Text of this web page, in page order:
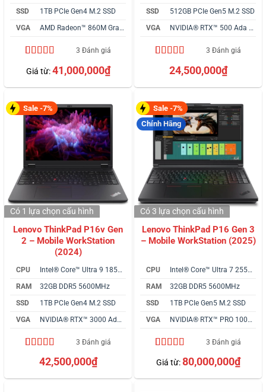
SSD
1TB PCIe Gen4 M.2 SSD
VGA
AMD Radeon™ 860M Graphics
trên 5
dựa trên
3 Đánh giá
Giá từ:41,000,000₫
SSD
512GB PCIe Gen5 M.2 SSD
VGA
NVIDIA® RTX™ 500 Ada 4GB
4.67trên 5
dựa trên
3 Đánh giá
24,500,000₫
Sale -7%
Lenovo ThinkPad P16v Gen
2 – Mobile WorkStation
(2024)
CPU
Intel® Core™ Ultra 9 185H vPro
RAM
32GB DDR5 5600MHz
SSD
1TB PCIe Gen4 M.2 SSD
VGA
NVIDIA® RTX™ 3000 Ada 8GB
4.67trên 5
dựa trên
3 Đánh giá
42,500,000₫
Có 1 lựa chọn cấu hình
Sale -7%
Chính Hãng
Lenovo ThinkPad P16 Gen 3
– Mobile WorkStation (2025)
CPU
Intel® Core™ Ultra 7 255HX
RAM
32GB DDR5 5600MHz
SSD
1TB PCIe Gen5 M.2 SSD
VGA
NVIDIA® RTX™ PRO 1000 8GB
trên
5 dựa trên
3 Đánh giá
Giá từ:80,000,000₫
Có 3 lựa chọn cấu hình